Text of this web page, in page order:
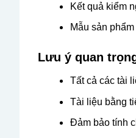
Kết quả kiểm
Mẫu sản
Lưu ý quan
Tất cả các tài
Tài liệu bằng
Đảm bảo tính